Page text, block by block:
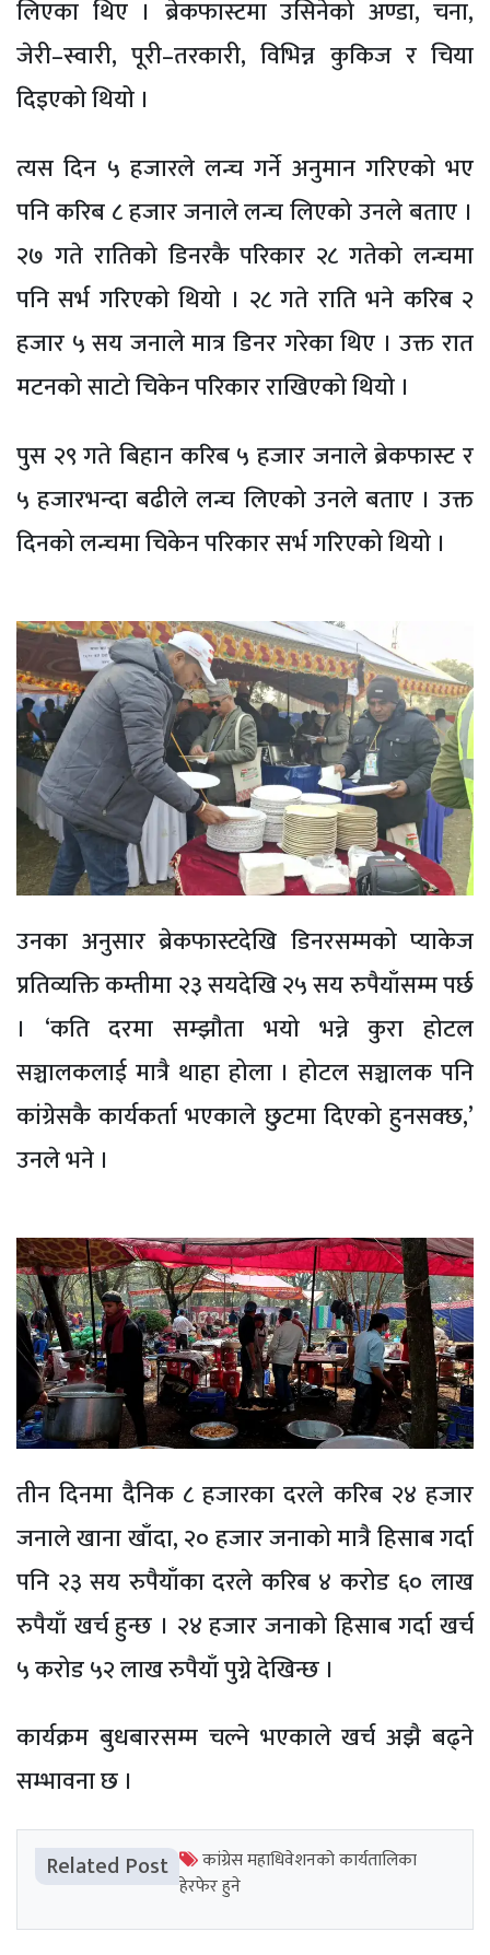
लिएका थिए । ब्रेकफास्टमा उसिनेको अण्डा, चना,
जेरी–स्वारी, पूरी–तरकारी, विभिन्न कुकिज र चिया
दिइएको थियो ।
त्यस दिन ५ हजारले लन्च गर्ने अनुमान गरिएको भए
पनि करिब ८ हजार जनाले लन्च लिएको उनले बताए ।
२७ गते रातिको डिनरकै परिकार २८ गतेको लन्चमा
पनि सर्भ गरिएको थियो । २८ गते राति भने करिब २
हजार ५ सय जनाले मात्र डिनर गरेका थिए । उक्त रात
मटनको साटो चिकेन परिकार राखिएको थियो ।
पुस २९ गते बिहान करिब ५ हजार जनाले ब्रेकफास्ट र
५ हजारभन्दा बढीले लन्च लिएको उनले बताए । उक्त
दिनको लन्चमा चिकेन परिकार सर्भ गरिएको थियो ।
उनका अनुसार ब्रेकफास्टदेखि डिनरसम्मको प्याकेज
प्रतिव्यक्ति कम्तीमा २३ सयदेखि २५ सय रुपैयाँसम्म पर्छ
। ‘कति दरमा सम्झौता भयो भन्ने कुरा होटल
सञ्चालकलाई मात्रै थाहा होला । होटल सञ्चालक पनि
कांग्रेसकै कार्यकर्ता भएकाले छुटमा दिएको हुनसक्छ,’
उनले भने ।
तीन दिनमा दैनिक ८ हजारका दरले करिब २४ हजार
जनाले खाना खाँदा, २० हजार जनाको मात्रै हिसाब गर्दा
पनि २३ सय रुपैयाँका दरले करिब ४ करोड ६० लाख
रुपैयाँ खर्च हुन्छ । २४ हजार जनाको हिसाब गर्दा खर्च
५ करोड ५२ लाख रुपैयाँ पुग्ने देखिन्छ ।
कार्यक्रम बुधबारसम्म चल्ने भएकाले खर्च अझै बढ्ने
सम्भावना छ ।
Related Post
कांग्रेस महाधिवेशनको कार्यतालिका
हेरफेर हुने